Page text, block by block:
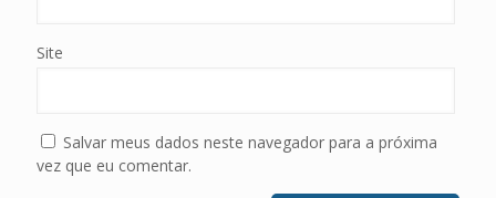
Site
Salvar meus dados neste navegador para a próxima
vez que eu comentar.